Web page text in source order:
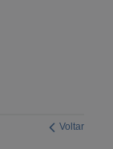
Voltar